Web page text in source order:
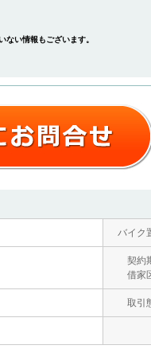
い情報もございます。
バイク
契約
借家
取引